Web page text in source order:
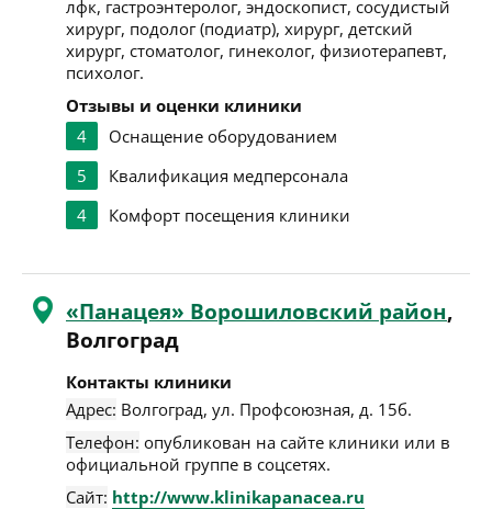
лфк, гастроэнтеролог, эндоскопист, сосудистый
хирург, подолог (подиатр), хирург, детский
хирург, стоматолог, гинеколог, физиотерапевт,
психолог.
Отзывы и оценки клиники
4
Оснащение оборудованием
5
Квалификация медперсонала
4
Комфорт посещения клиники
«Панацея» Ворошиловский район,
Волгоград
Контакты клиники
Адрес: Волгоград, ул. Профсоюзная, д. 15б.
Телефон: опубликован на сайте клиники или в
официальной группе в соцсетях.
Сайт: http://www.klinikapanacea.ru